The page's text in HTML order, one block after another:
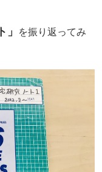
を振り返ってみ